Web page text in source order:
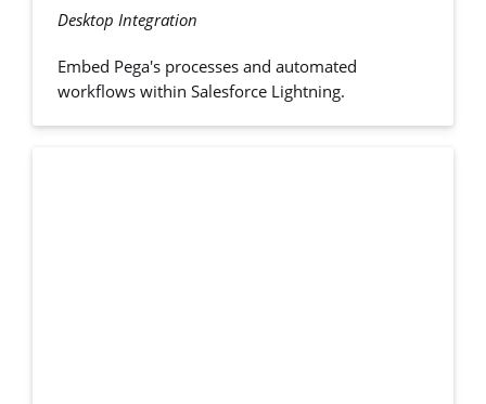
Desktop Integration
Embed Pega's processes and automated
workflows within Salesforce Lightning.